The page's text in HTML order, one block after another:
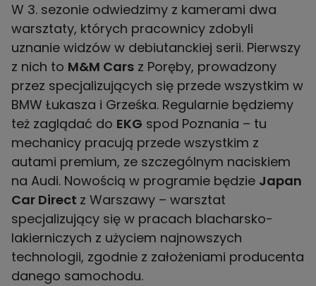
W 3. sezonie odwiedzimy z kamerami dwa
warsztaty, których pracownicy zdobyli
uznanie widzów w debiutanckiej serii. Pierwszy
z nich to M&M Cars z Poręby, prowadzony
przez specjalizujących się przede wszystkim w
BMW Łukasza i Grześka. Regularnie będziemy
też zaglądać do EKG spod Poznania – tu
mechanicy pracują przede wszystkim z
autami premium, ze szczególnym naciskiem
na Audi. Nowością w programie będzie Japan
Car Direct z Warszawy – warsztat
specjalizujący się w pracach blacharsko-
lakierniczych z użyciem najnowszych
technologii, zgodnie z założeniami producenta
danego samochodu.